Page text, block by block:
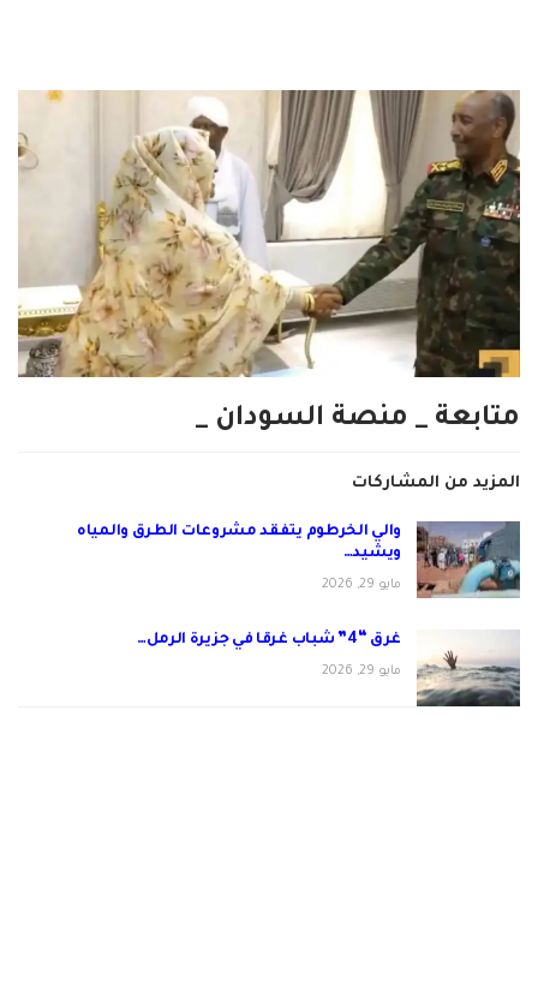
متابعة _ منصة السودان _
المزيد من المشاركات
والي الخرطوم يتفقد مشروعات الطرق والمياه
ويشيد…
مايو 29, 2026
غرق “4” شباب غرقا في جزيرة الرمل…
مايو 29, 2026